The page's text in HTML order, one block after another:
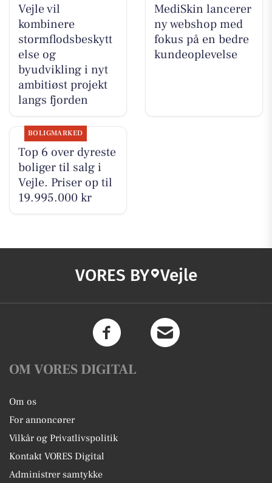
Vejle vil
kombinere
stormflodsbeskytt
else og
byudvikling i nyt
ambitiøst projekt
langs fjorden
MediSkin lancerer
ny webshop med
fokus på en bedre
kundeoplevelse
BOLIGMARKED
Top 6 over dyreste
boliger til salg i
Vejle. Priser op til
19.995.000 kr
VORES BY Vejle
OM VORES DIGITAL
Om os
For annoncører
Vilkår og Privatlivspolitik
Kontakt VORES Digital
Administrer samtykke